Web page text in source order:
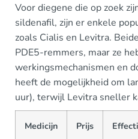
Voor diegene die op zoek
sildenafil, zijn er enkele
zoals Cialis en Levitra.
PDE5-remmers, maar ze
werkingsmechanismen en
heeft de mogelijkheid om
uur), terwijl Levitra sneller
Medicijn Prijs